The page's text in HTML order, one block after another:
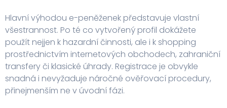
Hlavní výhodou e-peněženek představuje vlastní
všestrannost. Po té co vytvořený profil dokážete
použít nejjen k hazardní činnosti, ale i k shopping
prostřednictvím internetových obchodech, zahraniční
transfery či klasické úhrady. Registrace je obvykle
snadná i nevyžaduje náročné ověřovací procedury,
přinejmenším ne v úvodní fázi.